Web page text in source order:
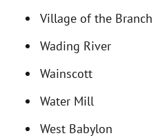
Village of the Branch
Wading River
Wainscott
Water Mill
West Babylon